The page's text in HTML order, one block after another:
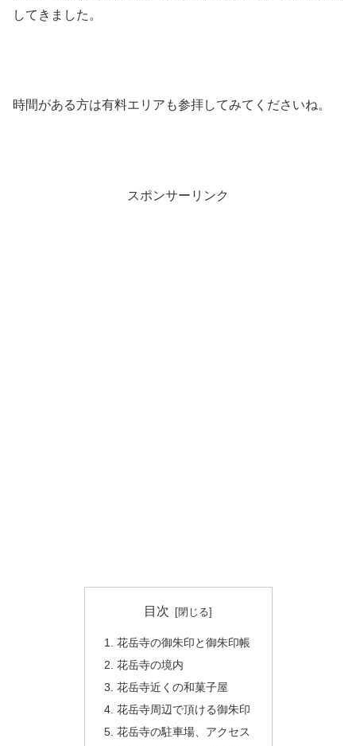
してきました。
時間がある方は有料エリアも参拝してみてくださいね。
スポンサーリンク
目次
花岳寺の御朱印と御朱印帳
花岳寺の境内
花岳寺近くの和菓子屋
花岳寺周辺で頂ける御朱印
花岳寺の駐車場、アクセス